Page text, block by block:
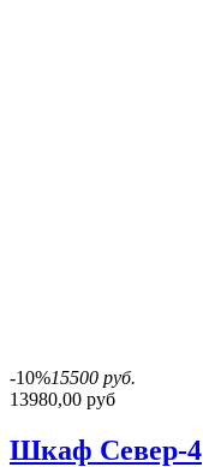
-10%15500 руб.
13980,00 руб
Шкаф Север-4